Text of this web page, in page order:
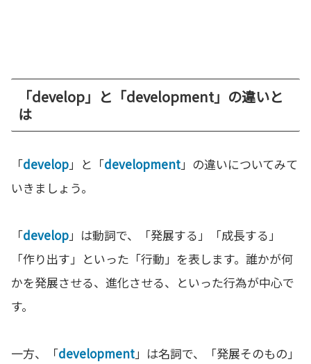
「develop」と「development」の違いと
は
「develop」と「development」の違いについてみて
いきましょう。
「develop」は動詞で、「発展する」「成長する」
「作り出す」といった「行動」を表します。誰かが何
かを発展させる、進化させる、といった行為が中心で
す。
一方、「development」は名詞で、「発展そのもの」